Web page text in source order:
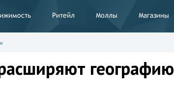
Ритейл Моллы Магазины
географию